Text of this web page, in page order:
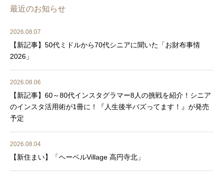
最近のお知らせ
2026.08.07
【新記事】50代ミドルから70代シニアに聞いた「お財布事情
2026」
2026.08.06
【新記事】60～80代インスタグラマー8人の挑戦を紹介！シニア
のインスタ活用術が1冊に！『人生後半バズってます！』が発売
予定
2026.08.04
【新住まい】「ヘーベルVillage 高円寺北」